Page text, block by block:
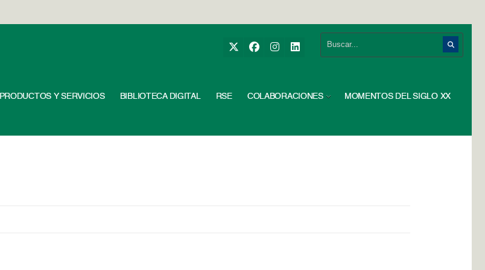
PRODUCTOS Y SERVICIOS BIBLIOTECA DIGITAL RSE COLABORACIONES MOMENTOS DEL SIGLO XX